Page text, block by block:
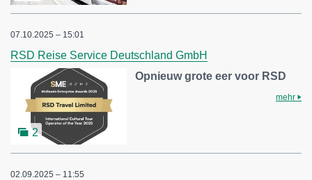
07.10.2025 – 15:01
RSD Reise Service Deutschland GmbH
2
Opnieuw grote eer voor RSD
mehr
02.09.2025 – 11:55